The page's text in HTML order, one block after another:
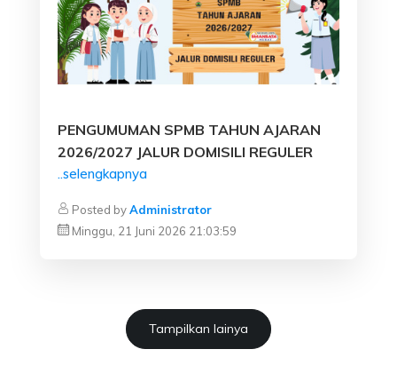
PENGUMUMAN SPMB TAHUN AJARAN
2026/2027 JALUR DOMISILI REGULER
..selengkapnya
Posted byAdministrator
Minggu, 21 Juni 2026 21:03:59
Tampilkan lainya